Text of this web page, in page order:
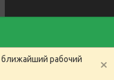
ближайший рабочий